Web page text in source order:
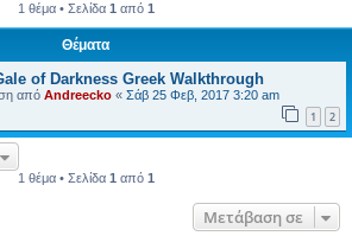
η
1 θέμα • Σελίδα 1 από 1
Θέματα
of Darkness Greek Walkthrough
από Andreecko « Σάβ 25 Φεβ, 2017 3:20 am
1 2
1 θέμα • Σελίδα 1 από 1
Μετάβαση σε